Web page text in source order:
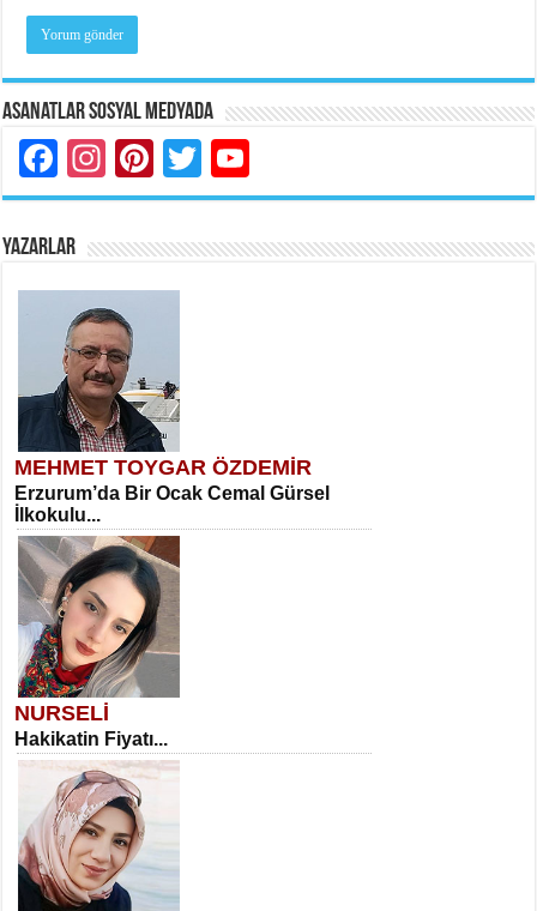
Asanatlar Sosyal Medyada
Facebook
Instagram
Pinterest
Twitter
YAZARLAR
MEHMET TOYGAR ÖZDEMİR
Erzurum’da Bir Ocak Cemal Gürsel
İlkokulu...
NURSELİ
Hakikatin Fiyatı...